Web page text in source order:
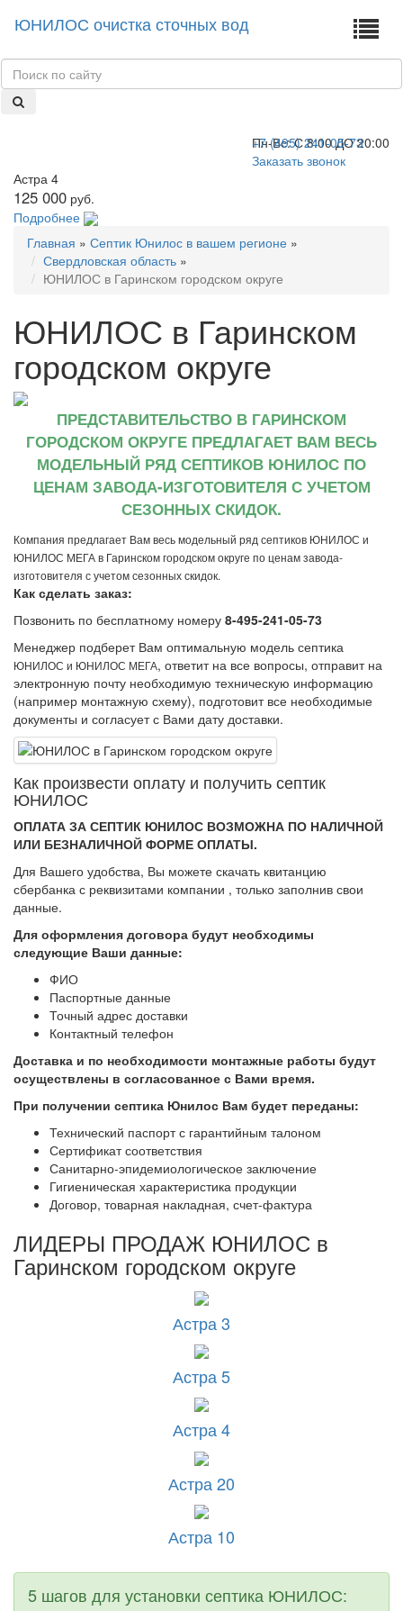
ЮНИЛОС очистка сточных вод
+7 (495) 241-05-73
Пн-Вс: С 8:00 ДО 20:00
Заказать звонок
Астра 4
125 000 руб.
Подробнее
Главная » Септик Юнилос в вашем регионе »
Свердловская область »
ЮНИЛОС в Гаринском городском округе
ЮНИЛОС в Гаринском
городском округе
ПРЕДСТАВИТЕЛЬСТВО В ГАРИНСКОМ
ГОРОДСКОМ ОКРУГЕ ПРЕДЛАГАЕТ ВАМ ВЕСЬ
МОДЕЛЬНЫЙ РЯД СЕПТИКОВ ЮНИЛОС ПО
ЦЕНАМ ЗАВОДА-ИЗГОТОВИТЕЛЯ С УЧЕТОМ
СЕЗОННЫХ СКИДОК.
Компания предлагает Вам весь модельный ряд септиков ЮНИЛОС и
ЮНИЛОС МЕГА в Гаринском городском округе по ценам завода-
изготовителя с учетом сезонных скидок.
Как сделать заказ:
Позвонить по бесплатному номеру 8-495-241-05-73
Менеджер подберет Вам оптимальную модель септика
ЮНИЛОС и ЮНИЛОС МЕГА, ответит на все вопросы, отправит на
электронную почту необходимую техническую информацию
(например монтажную схему), подготовит все необходимые
документы и согласует с Вами дату доставки.
Как произвеcти оплату и получить септик
ЮНИЛОС
ОПЛАТА ЗА СЕПТИК ЮНИЛОС ВОЗМОЖНА ПО НАЛИЧНОЙ
ИЛИ БЕЗНАЛИЧНОЙ ФОРМЕ ОПЛАТЫ.
Для Вашего удобства, Вы можете скачать квитанцию
сбербанка с реквизитами компании , только заполнив свои
данные.
Для оформления договора будут необходимы
следующие Ваши данные:
ФИО
Паспортные данные
Точный адрес доставки
Контактный телефон
Доставка и по необходимости монтажные работы будут
осуществлены в согласованное с Вами время.
При получении септика Юнилос Вам будет переданы:
Технический паспорт с гарантийным талоном
Сертификат соответствия
Санитарно-эпидемиологическое заключение
Гигиеническая характеристика продукции
Договор, товарная накладная, счет-фактура
ЛИДЕРЫ ПРОДАЖ ЮНИЛОС в
Гаринском городском округе
Астра 3
Астра 5
Астра 4
Астра 20
Астра 10
5 шагов для установки септика ЮНИЛОС: